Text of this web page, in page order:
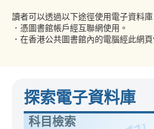
讀者可以透過以下途徑使用電子資料庫
．憑圖書館帳戶經互聯網使用。
．在香港公共圖書館內的電腦經此網頁
探索電子資料庫
科目檢索